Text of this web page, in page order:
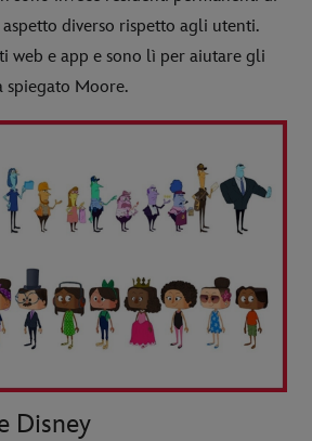
diverso rispetto agli utenti.
web e app e sono lì per aiutare gli
spiegato Moore.
Disney